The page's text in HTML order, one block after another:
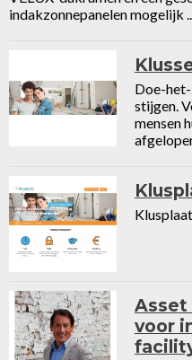
indakzonnepanelen mogelijk
Doe-
stijgen.
mensen
Asset
voor